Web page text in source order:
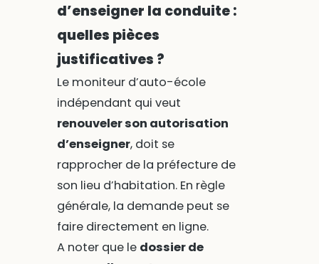
d’enseigner la conduite :
quelles pièces
justificatives ?
Le moniteur d’auto-école
indépendant qui veut
renouveler son autorisation
d’enseigner, doit se
rapprocher de la préfecture de
son lieu d’habitation. En règle
générale, la demande peut se
faire directement en ligne.
A noter que le dossier de